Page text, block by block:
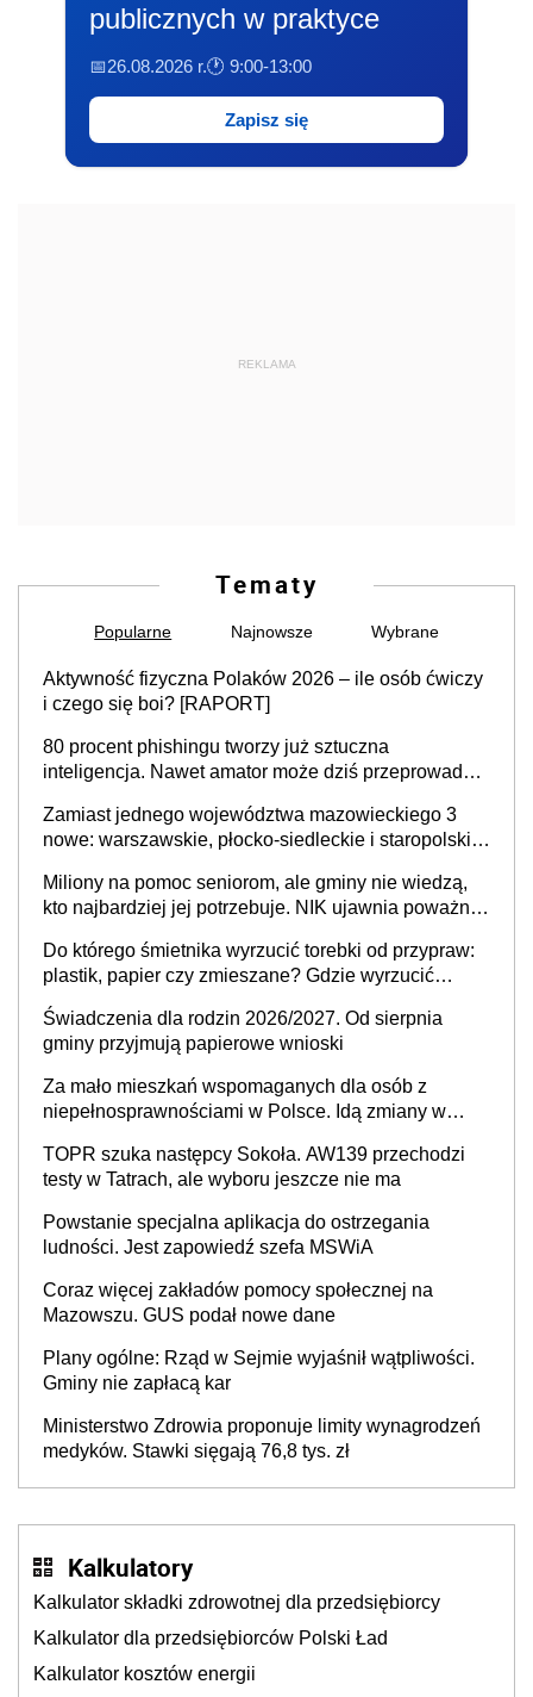
publicznych w praktyce
📅26.08.2026 r.🕐 9:00-13:00
Zapisz się
REKLAMA
Tematy
Popularne Najnowsze Wybrane
Aktywność fizyczna Polaków 2026 – ile osób ćwiczy
i czego się boi? [RAPORT]
80 procent phishingu tworzy już sztuczna
inteligencja. Nawet amator może dziś przeprowadzić
Zamiast jednego województwa mazowieckiego 3
nowe: warszawskie, płocko-siedleckie i staropolskie.
stołecznych
Miliony na pomoc seniorom, ale gminy nie wiedzą,
kto najbardziej jej potrzebuje. NIK ujawnia poważną
Do którego śmietnika wyrzucić torebki od przypraw:
plastik, papier czy zmieszane? Gdzie wyrzucić
Świadczenia dla rodzin 2026/2027. Od sierpnia
gminy przyjmują papierowe wnioski
Za mało mieszkań wspomaganych dla osób z
niepełnosprawnościami w Polsce. Idą zmiany w
TOPR szuka następcy Sokoła. AW139 przechodzi
testy w Tatrach, ale wyboru jeszcze nie ma
Powstanie specjalna aplikacja do ostrzegania
ludności. Jest zapowiedź szefa MSWiA
Coraz więcej zakładów pomocy społecznej na
Mazowszu. GUS podał nowe dane
Plany ogólne: Rząd w Sejmie wyjaśnił wątpliwości.
Gminy nie zapłacą kar
Ministerstwo Zdrowia proponuje limity wynagrodzeń
medyków. Stawki sięgają 76,8 tys. zł
Kalkulatory
Kalkulator składki zdrowotnej dla przedsiębiorcy
Kalkulator dla przedsiębiorców Polski Ład
Kalkulator kosztów energii